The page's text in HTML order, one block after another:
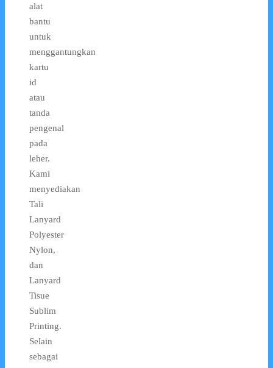
alat
bantu
untuk
menggantungkan
kartu
id
atau
tanda
pengenal
pada
leher.
Kami
menyediakan
Tali
Lanyard
Polyester
Nylon,
dan
Lanyard
Tisue
Sublim
Printing.
Selain
sebagai